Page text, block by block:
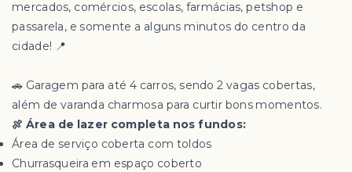
mercados, comércios, escolas, farmácias, petshop e
passarela, e somente a alguns minutos do centro da
cidade! 📍
🚗 Garagem para até 4 carros, sendo 2 vagas cobertas,
além de varanda charmosa para curtir bons momentos.
🍖 Área de lazer completa nos fundos:
Área de serviço coberta com toldos
Churrasqueira em espaço coberto